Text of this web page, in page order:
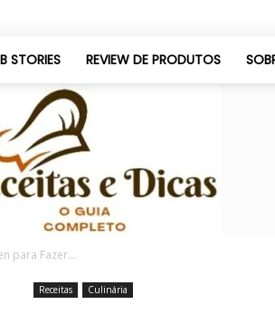
STORIES REVIEW DE PRODUTOS
para Fazer...
Receitas Culinária